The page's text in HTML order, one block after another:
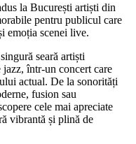
la București artiști din
pentru publicul care
emoția scenei live.
seară artiști
într-un concert care
actual. De la sonorități
fusion sau
cele mai apreciate
vibrantă și plină de